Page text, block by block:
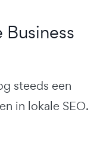
steeds een
in lokale SEO.